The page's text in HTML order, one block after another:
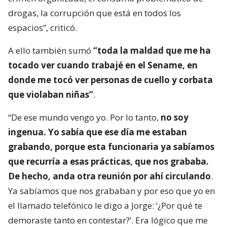
drogas, la corrupción que está en todos los
espacios”, criticó.
A ello también sumó “toda la maldad que me ha
tocado ver cuando trabajé en el Sename, en
donde me tocó ver personas de cuello y corbata
que violaban niñas”.
“De ese mundo vengo yo. Por lo tanto, no soy
ingenua. Yo sabía que ese día me estaban
grabando, porque esta funcionaria ya sabíamos
que recurría a esas prácticas, que nos grababa.
De hecho, anda otra reunión por ahí circulando.
Ya sabíamos que nos grababan y por eso que yo en
el llamado telefónico le digo a Jorge: ‘¿Por qué te
demoraste tanto en contestar?’. Era lógico que me